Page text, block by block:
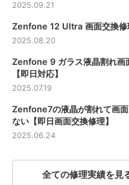
2025.09.21
Zenfone 12 Ultra 画面交換
2025.08.20
Zenfone 9 ガラス液晶割れ画
【即日対応】
2025.07.19
Zenfone7の液晶が割れて画
ない【即日画面交換修理】
2025.06.24
全ての修理実績を見